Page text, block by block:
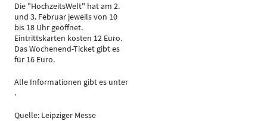
Die "HochzeitsWelt" hat am 2.
und 3. Februar jeweils von 10
bis 18 Uhr geöffnet.
Eintrittskarten kosten 12 Euro.
Das Wochenend-Ticket gibt es
für 16 Euro.
Alle Informationen gibt es unter
.
Quelle: Leipziger Messe